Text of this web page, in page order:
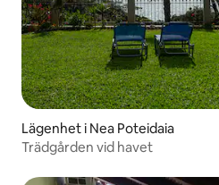
Lägenhet i Nea Poteidaia
Trädgården vid havet